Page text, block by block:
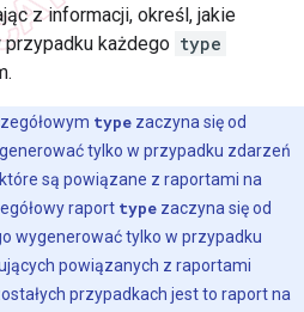
z informacji, określ, jakie
przypadku każdego type
type zaczyna się od
tylko w przypadku zdarzeń
są powiązane z raportami na
raport type zaczyna się od
wygenerować tylko w przypadku
powiązanych z raportami
przypadkach jest to raport na